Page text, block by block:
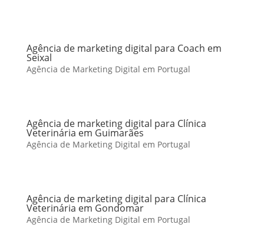
Agência de marketing digital para Coach em
Seixal
Agência de Marketing Digital em Portugal
Agência de marketing digital para Clínica
Veterinária em Guimarães
Agência de Marketing Digital em Portugal
Agência de marketing digital para Clínica
Veterinária em Gondomar
Agência de Marketing Digital em Portugal